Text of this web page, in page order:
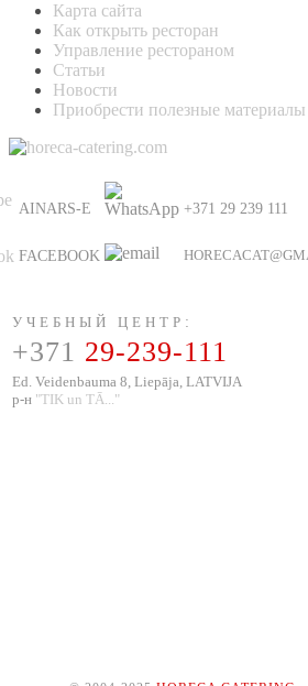
Карта сайта
Как открыть ресторан
Управление рестораном
Статьи
Новости
Приобрести полезные материалы
AINARS-E +371 29 239 111
FACEBOOK
УЧЕБНЫЙ ЦЕНТР :
+371 29-239-111
Ed. Veidenbauma 8, Liepāja, LATVIJA
р-н "TIK un TĀ..."